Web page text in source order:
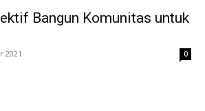
Bangun Komunitas untuk
2021 0